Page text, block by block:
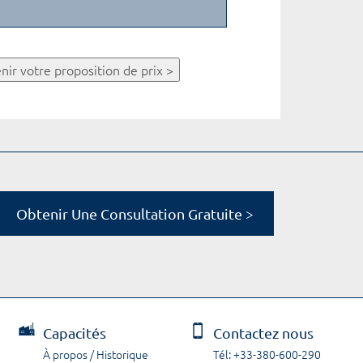
votre proposition de prix >
Obtenir Une Consultation Gratuite >
Capacités
À propos / Historique
Contactez nous
Tél: +33-380-600-290